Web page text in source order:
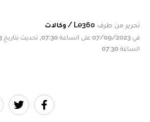
تحرير من طرف Le360 / وكالات
الساعة 07:30